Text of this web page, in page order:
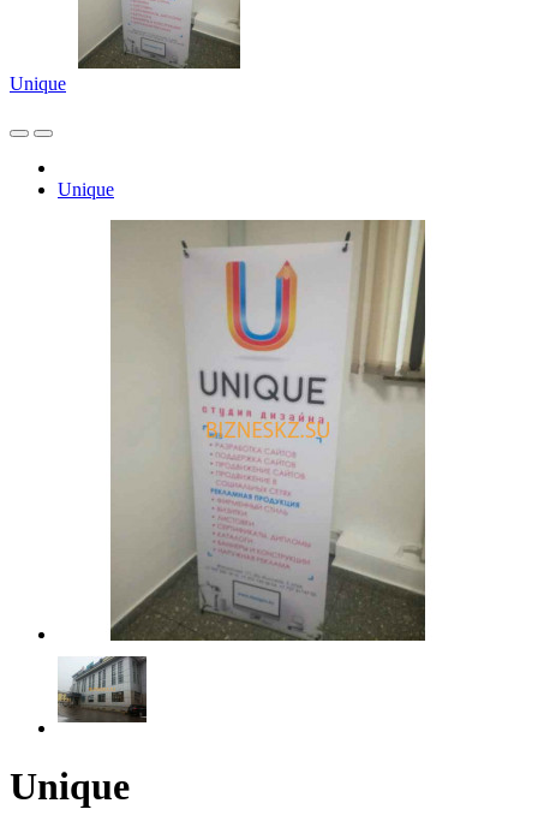
Unique
Unique
Unique